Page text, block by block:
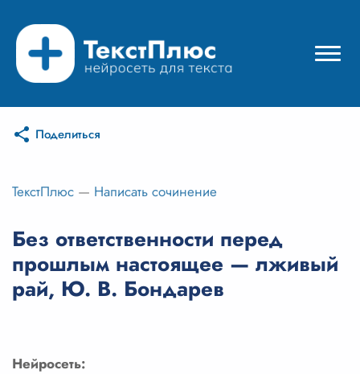
Режимы нейросети
Цены
Вход
Вход с Telegram
Поделиться
ТекстПлюс — Написать сочинение
Без ответственности перед
прошлым настоящее — лживый
рай, Ю. В. Бондарев
Нейросеть: